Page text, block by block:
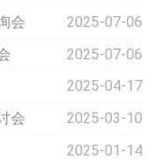
会
2025-07-06
2025-07-06
2025-04-17
会
2025-03-10
2025-01-14